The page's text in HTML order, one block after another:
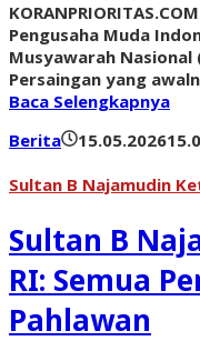
Pengusaha Muda
Musyawarah
Persaingan yang
Baca Selengkapnya
Berita
15.05.2026
Sultan B Najamudin
Sultan B
RI: Semua
Pahlawan